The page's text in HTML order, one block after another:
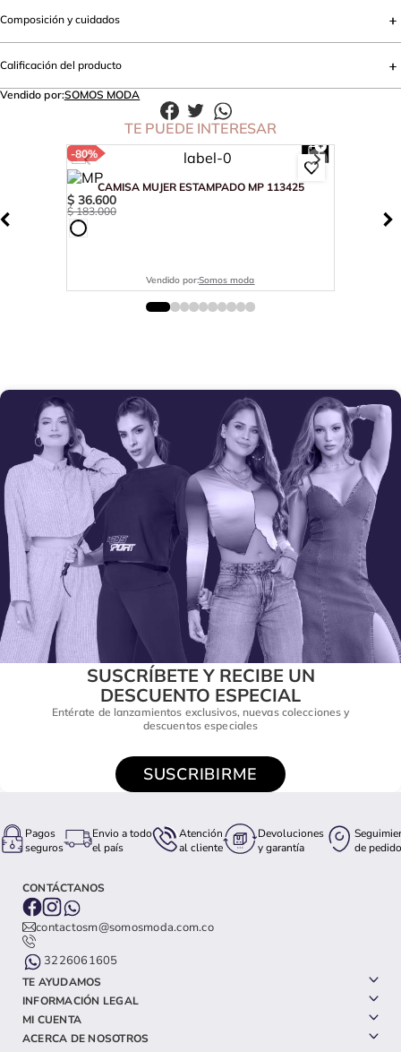
Composición y cuidados
Calificación del producto
Vendido por:SOMOS MODA
TE PUEDE INTERESAR
-80%
CAMISA MUJER ESTAMPADO MP 113425
$ 36.600
$ 183.000
Vendido por:Somos moda
SUSCRÍBETE Y RECIBE UN
DESCUENTO ESPECIAL
Entérate de lanzamientos exclusivos, nuevas colecciones y
descuentos especiales
SUSCRIBIRME
Pagos
seguros
Envio a todo
el país
Atención
al cliente
Devoluciones
y garantía
de pedido
CONTÁCTANOS
contactosm@somosmoda.com.co
3226061605
TE AYUDAMOS
INFORMACIÓN LEGAL
MI CUENTA
ACERCA DE NOSOTROS